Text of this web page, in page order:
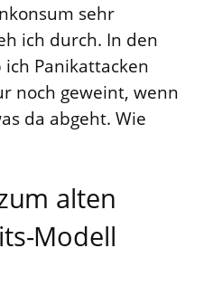
sehr
ich durch. In den
Panikattacken
noch geweint, wenn
da abgeht. Wie
alten
Modell